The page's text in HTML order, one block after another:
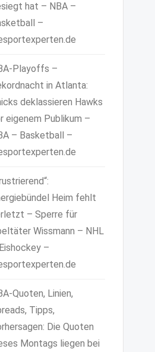
hat – NBA –
–
Playoffs –
in Atlanta:
deklassieren Hawks
eigenem Publikum –
– Basketball –
Heim fehlt
– Sperre für
Wissmann – NHL
–
Quoten, Linien,
Tipps,
Die Quoten
Montags liegen bei